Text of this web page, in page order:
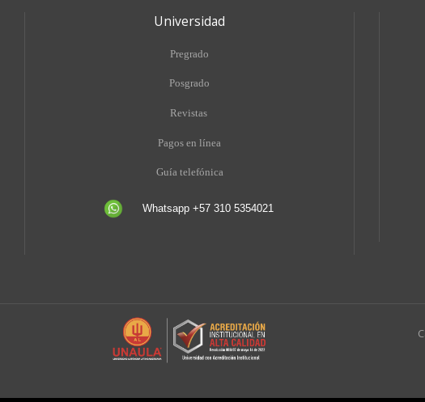
Universidad
Pregrado
Posgrado
Revistas
Pagos en línea
Guía telefónica
Whatsapp +57 310 5354021